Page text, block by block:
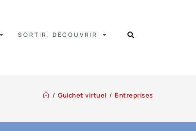
SORTIR, DÉCOUVRIR
/ Guichet virtuel / Entreprises